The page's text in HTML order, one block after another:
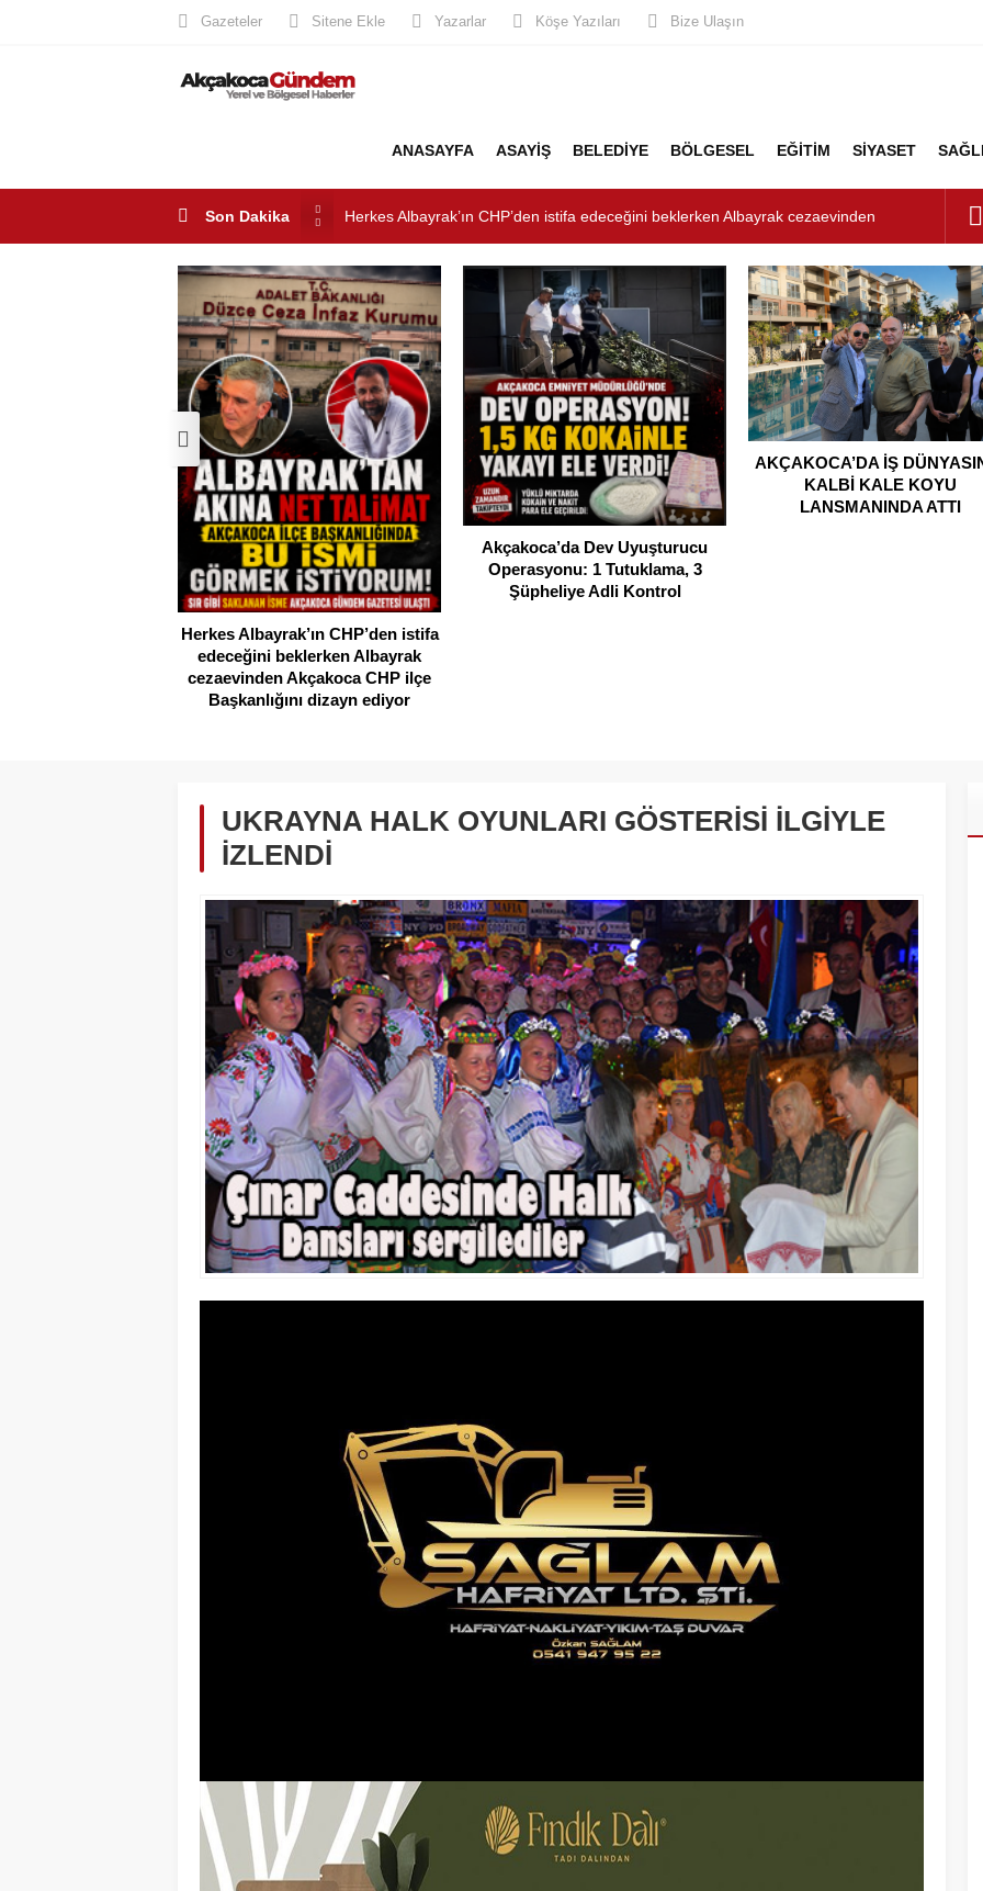
Gazeteler Sitene Ekle Yazarlar Köşe Yazıları Bize Ulaşın
ANASAYFA ASAYİŞ BELEDİYE BÖLGESEL EĞİTİM SİYASET
Son Dakika
Akçakoca’da Dev Uyuşturucu Operasyonu: 1 Tutuklama, 3 Şüpheliye Adli Kontrol
AKÇAKOCA’DA İŞ DÜNYASININ KALBİ KALE KOYU LANSMANINDA ATTI
Saklı Koy Otel’de Yoğunluk: Misafirler Yer Bulmakta Zorlandı
SAHİLLERDE TEMİZLİK ALARMI!
Herkes Albayrak’ın CHP’den istifa edeceğini beklerken Albayrak cezaevinden
Akçakoca CHP ilçe Başkanlığını dizayn ediyor
Herkes Albayrak’ın CHP’den istifa
edeceğini beklerken Albayrak
cezaevinden Akçakoca CHP ilçe
Başkanlığını dizayn ediyor
Akçakoca’da Dev Uyuşturucu
Operasyonu: 1 Tutuklama, 3
Şüpheliye Adli Kontrol
AKÇAKOCA’DA İŞ
KALBİ KALE KOYU
LANSMANINDA ATTI
UKRAYNA HALK OYUNLARI GÖSTERİSİ İLGİYLE
İZLENDİ